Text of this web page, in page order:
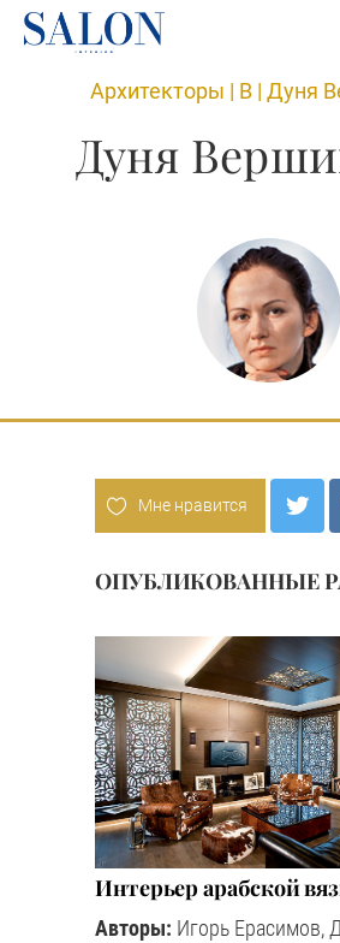
Архитекторы | В | Дуня
Дуня
Мне нравится
ОПУБЛИКОВАННЫЕ
Интерьер арабской
Авторы: Игорь Ерасимов,